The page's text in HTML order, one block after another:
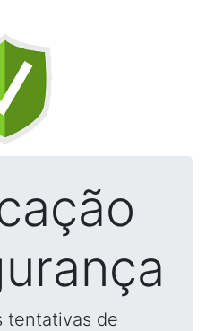
tentativas de